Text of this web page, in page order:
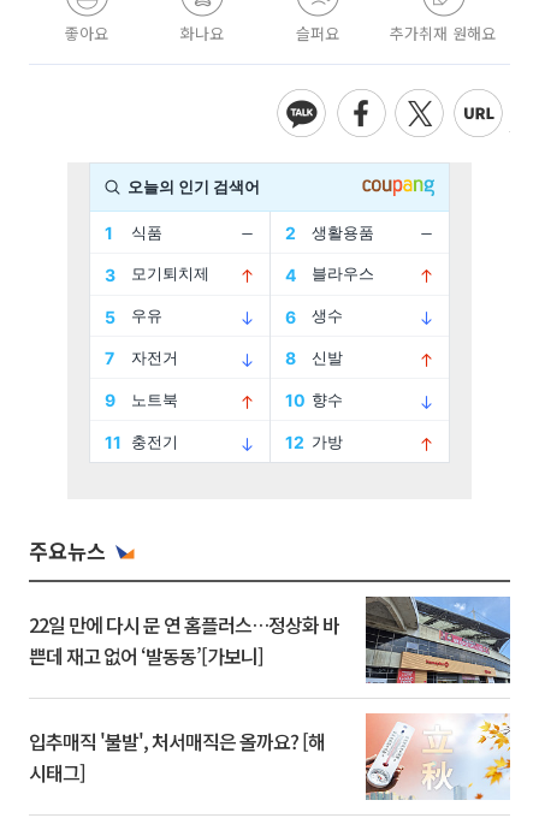
좋아요 화나요 슬퍼요 추가취재 원해요
주요뉴스
22일 만에 다시 문 연 홈플러스…정상화 바
쁜데 재고 없어 ‘발동동’[가보니]
입추매직 '불발', 처서매직은 올까요? [해
시태그]